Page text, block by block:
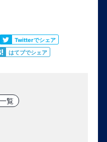
Twitterでシェア
Tweet
はてブでシェア
Share
覧